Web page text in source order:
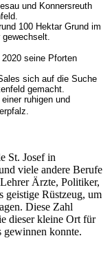
und Konnersreuth
100 Hektar Grund im
seine Pforten
sich auf die Suche
gemacht.
ruhigen und
St. Josef in
viele andere Berufe
Ärzte, Politiker,
geistige Rüstzeug, um
Diese Zahl
dieser kleine Ort für
gewinnen konnte.